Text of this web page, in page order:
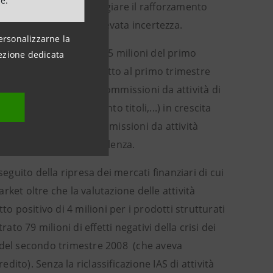
la
dedicata
continuare a privilegiare il rafforzamento
una perdurante elevata incertezza.
6,8% rispetto ai 1.255 milioni del primo
trimestre 2008. Rispetto al primo trimestre
dell’ 1,7% e commissioni da attività di
collocamento titoli,...) in crescita
del 7,7% delle commissioni da attività
e consulenza.
della ripresa dei mercati finanziari di cui
oltre che la valutazione delle attività
positivo di 4 milioni per i prodotti strutturati
79 milioni di effetti negativi della crisi dei
secondo trimestre 2008 (che aveva
Senza la riclassificazione IAS di attività